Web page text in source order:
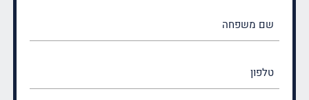
(חובה)